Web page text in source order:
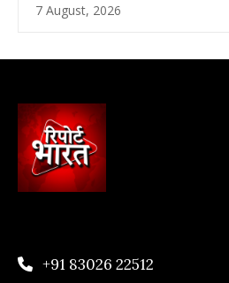
7 August, 2026
+91 83026 22512